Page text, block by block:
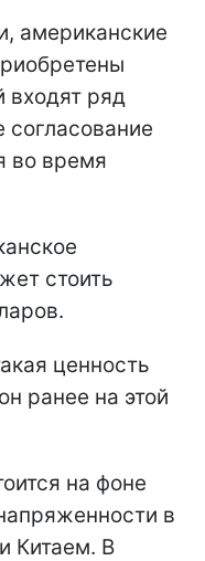
американские
входят ряд
согласование
во время
стоить
ценность
ранее на этой
на фоне
в
Китаем. В